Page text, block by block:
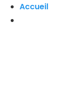
Accueil